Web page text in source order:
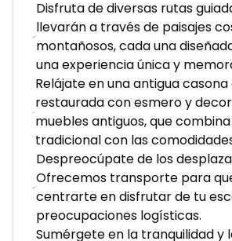
Disfruta de diversas rutas
llevarán a través de paisajes
montañosos, cada una
una experiencia única y
Relájate en una antigua casona
restaurada con esmero y
muebles antiguos, que
tradicional con las
Despreocúpate de los
Ofrecemos transporte para
centrarte en disfrutar de tu
preocupaciones logísticas.
Sumérgete en la tranquilidad y